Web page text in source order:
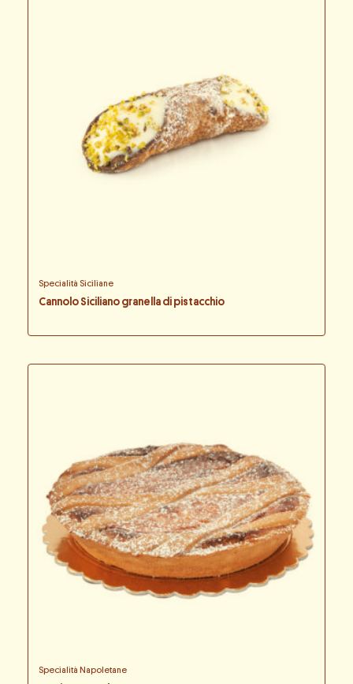
Specialità Siciliane
Cannolo Siciliano granella di pistacchio
Specialità Napoletane